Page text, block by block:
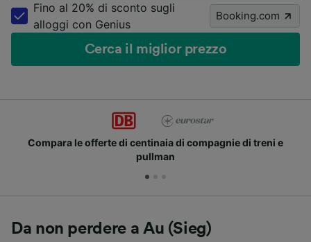
Fino al 20% di sconto sugli
alloggi con Genius
Booking.com
Cerca il miglior prezzo
Compara le offerte di centinaia di compagnie di treni e
pullman
Da non perdere a Au (Sieg)